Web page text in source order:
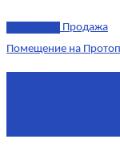
Продажа
Помещение на